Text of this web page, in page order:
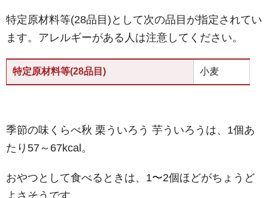
特定原材料等(28品目)として次の品目が指定されてい
ます。アレルギーがある人は注意してください。
特定原材料等(28品目) 小麦
季節の味くらべ秋 栗ういろう 芋ういろうは、1個あ
たり57～67kcal。
おやつとして食べるときは、1〜2個ほどがちょうど
よさそうです。